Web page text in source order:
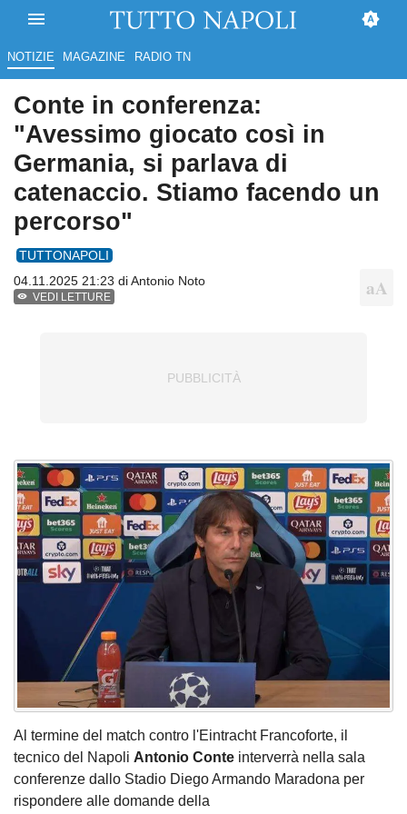
NOTIZIE MAGAZINE RADIO TN
Conte in conferenza:
"Avessimo giocato così in
Germania, si parlava di
catenaccio. Stiamo facendo un
percorso"
TUTTONAPOLI
04.11.2025 21:23 diAntonio Noto
VEDI LETTURE
Al termine del match contro l'Eintracht Francoforte, il
tecnico del Napoli Antonio Conte interverrà nella sala
conferenze dallo Stadio Diego Armando Maradona per
rispondere alle domande della